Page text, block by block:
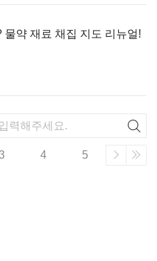
약 재료 채집 지도 리뉴얼!
4 5